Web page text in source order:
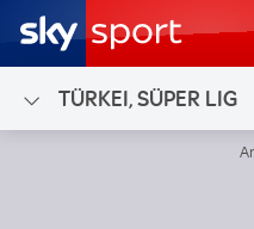
TÜRKEI, SÜPER LIG